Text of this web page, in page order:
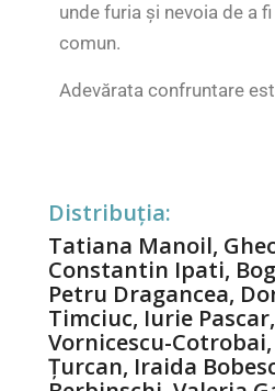
unde furia și nevoia de a
comun.
Adevărata confruntare
Distribuția:
Tatiana Manoil,
Constantin Ipati,
Petru Dragancea,
Timciuc, Iurie
Vornicescu-
Țurcan, Iraida